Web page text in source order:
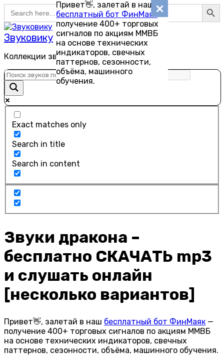
Привет👋, залетай в наш
бесплатный бот ФинМаяк—
получение 400+ торговых
сигналов по акциям ММВБ
на основе технических
индикаторов, свечных
паттернов, сезонности,
объёма, машинного
обучения.
Перейти
содержанию
Search
for:
Search Button
Звуковику
Коллекции звуков для скачивания
Exact matches only
Search in title
Search in content
Звуки дракона –
бесплатно СКАЧАТЬ mp3
и слушать онлайн
[несколько вариантов]
Привет👋, залетай в наш бесплатный бот ФинМаяк —
получение 400+ торговых сигналов по акциям ММВБ
на основе технических индикаторов, свечных
паттернов, сезонности, объёма, машинного обучения.